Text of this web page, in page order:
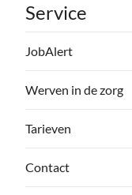
Service
JobAlert
Werven in de zorg
Tarieven
Contact